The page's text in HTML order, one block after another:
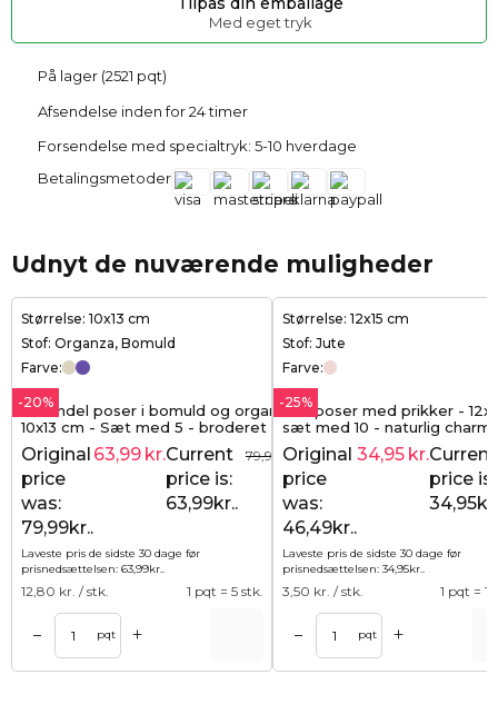
Med eget tryk
På lager (2521 pqt)
Afsendelse inden for 24 timer
Forsendelse med specialtryk: 5-10 hverdage
Betalingsmetoder
Udnyt de nuværende muligheder
Størrelse: 10x13 cm
Stof: Organza, Bomuld
Farve:
-20%
Lavendel poser i bomuld og organza
10x13 cm - Sæt med 5 - broderet
elegance med duft af natur
79,99 kr.
Original
price
was:
79,99kr..
63,99 kr.Current
price is:
63,99kr..
Laveste pris de sidste 30 dage før
prisnedsættelsen: 63,99kr..
12,80 kr. / stk. 1 pqt = 5 stk.
– pqt +
Størrelse: 12x15 cm
Stof: Jute
Farve:
-25%
Juteposer med prikker -
sæt med 10 - naturlig
strejf af glimmer
Original
price
was:
46,49kr..
34,95 kr.Current
price is:
Laveste pris de sidste 30 dage før
prisnedsættelsen: 34,95kr..
3,50 kr. / stk. 1 pqt =
– pqt +